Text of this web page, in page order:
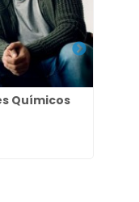
Químicos